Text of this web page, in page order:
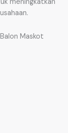
Maskot